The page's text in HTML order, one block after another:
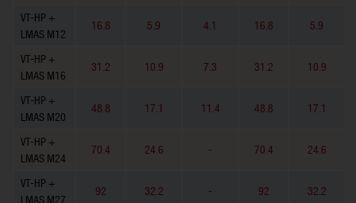
VT-HP +
LMAS M12
16.8 5.9 4.1 16.8 5.9
VT-HP +
LMAS M16
31.2 10.9 7.3 31.2 10.9
VT-HP +
LMAS M20
48.8 17.1 11.4 48.8 17.1
VT-HP +
LMAS M24
70.4 24.6 - 70.4 24.6
VT-HP +
LMAS M27
92 32.2 - 92 32.2